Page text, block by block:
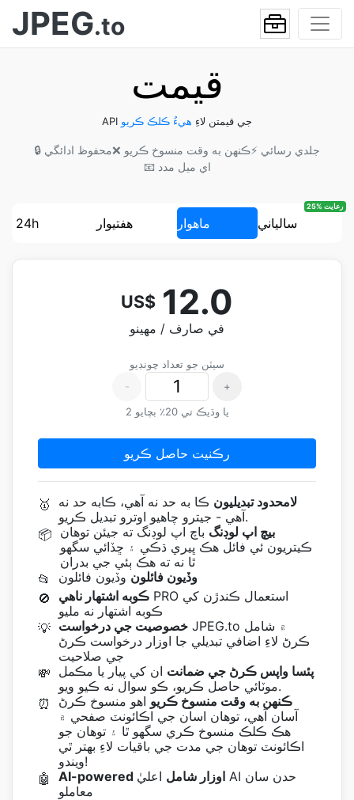
JPEG.to
قيمت
API جي قيمتن لاءِ ھيءُ ڪلڪ ڪريو
🔒 محفوظ ادائگي ❌ ڪنهن به وقت منسوخ ڪريو
⚡ جلدي رسائي
📧 اي ميل مدد
24h هفتيوار ماهوار سالياني
25% رعايت
US$ 12.0
في صارف / مهينو
سيٽن جو تعداد چونڊيو
-
+
2 يا وڌيڪ تي 20٪ بچايو
رڪنيت حاصل ڪريو
🥇 لامحدود تبديليون ڪا به حد نه آھي، ڪابه حد نه
آھي - جيترو چاهيو اوترو تبديل ڪريو.
📦
بيچ اپ لوڊنگ باچ اپ لوڊنگ ته جيئن توهان
ڪيتريون ئي فائل هڪ ڀيري ڌڪي ۽ ڇڏائي سگهو
ٿا نه ته هڪ ٻئي جي بدران
📂
وڏيون فائلون وڏيون فائلون
🚫
ڪوبه اشتهار ناهي PRO استعمال ڪندڙن کي
ڪوبه اشتهار نه مليو
💡 خصوصيت جي درخواست JPEG.to ۾ شامل
ڪرڻ لاءِ اضافي تبديلي جا اوزار درخواست ڪرڻ
جي صلاحيت
💸
پئسا واپس ڪرڻ جي ضمانت ان کي پيار يا مڪمل
موٽائي حاصل ڪريو، ڪو سوال نه ڪيو ويو.
⏰
ڪنهن به وقت منسوخ ڪريو اهو منسوخ ڪرڻ
آسان آهي، توهان اسان جي اڪائونٽ صفحي ۾
هڪ ڪلڪ منسوخ ڪري سگهو ٿا ۽ توهان جو
اڪائونٽ توهان جي مدت جي باقيات لاءِ بهتر ٿي
ويندو!
🤖
AI-powered اوزار شامل اعليٰ AI حدن سان
معاملو